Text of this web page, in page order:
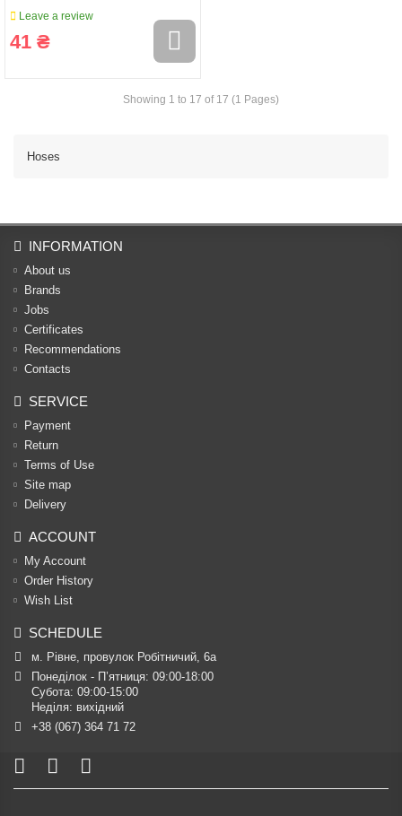
Leave a review
41 ₴
Showing 1 to 17 of 17 (1 Pages)
Hoses
INFORMATION
About us
Brands
Jobs
Certificates
Recommendations
Contacts
SERVICE
Payment
Return
Terms of Use
Site map
Delivery
ACCOUNT
My Account
Order History
Wish List
SCHEDULE
м. Рівне, провулок Робітничий, 6а
Понеділок - П’ятниця: 09:00-18:00
Субота: 09:00-15:00
Неділя: вихідний
+38 (067) 364 71 72